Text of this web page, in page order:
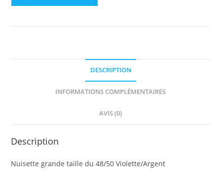
DESCRIPTION
INFORMATIONS COMPLÉMENTAIRES
AVIS (0)
Description
Nuisette grande taille du 48/50 Violette/Argent